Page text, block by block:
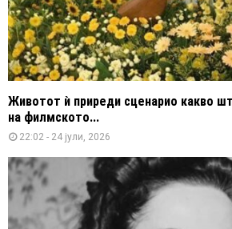
Животот ѝ приреди сценарио какво
на филмското...
22:02 - 24 јули, 2026